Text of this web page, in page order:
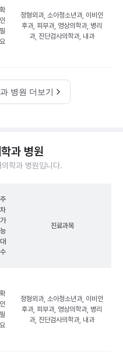
확
인
필
요
정형외과, 소아청소년과, 이비인
후과, 피부과, 영상의학과, 병리
과, 진단검사의학과, 내과
병원 더보기
과 병원
학과 병원입니다.
주
차
가
능
대
수
진료과목
확
인
필
요
정형외과, 소아청소년과, 이비인
후과, 피부과, 영상의학과, 병리
과, 진단검사의학과, 내과